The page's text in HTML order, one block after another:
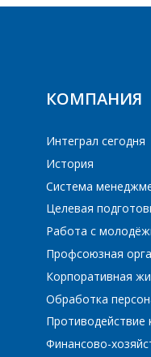
КОМПАНИЯ
Интеграл сегодня
История
Система
Целевая
Работа с
Профсоюзная
Корпоративная
Обработка
Противодействие
Финансово-